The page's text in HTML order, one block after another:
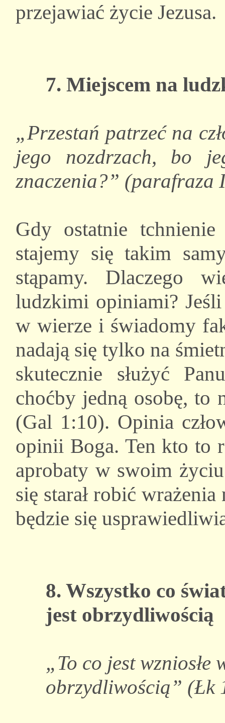
przejawiać życie Jezusa.
7. Miejscem na
„Przestań patrzeć na
jego nozdrzach, bo
znaczenia?” (parafraza
Gdy ostatnie
stajemy się takim
stąpamy. Dlaczego
ludzkimi opiniami?
w wierze i świadomy
nadają się tylko na
skutecznie służyć
choćby jedną osobę, to
(Gal 1:10). Opinia
opinii Boga. Ten kto to
aprobaty w swoim
się starał robić
będzie się
8. Wszystko co
jest obrzydliwością
„To co jest
obrzydliwością” (Łk